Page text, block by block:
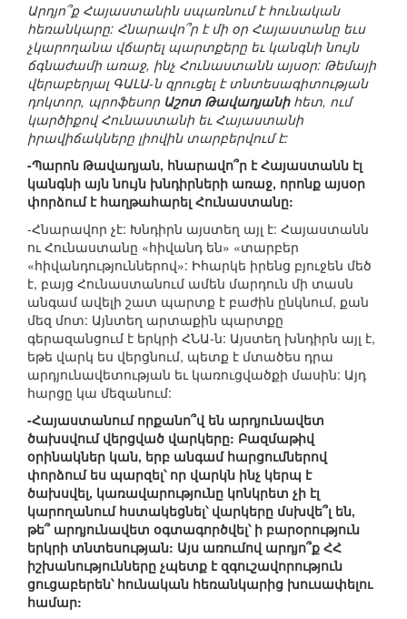
Արդյո՞ք Հայաստանին սպառնում է հունական
հեռանկարը: Հնարավո՞ր է մի օր Հայաստանը եւս
չկարողանա վճարել պարտքերը եւ կանգնի նույն
ճգնաժամի առաջ, ինչ Հունաստանն այսօր: Թեմայի
վերաբերյալ ԳԱԼԱ-ն զրուցել է տնտեսագիտության
դոկտոր, պրոֆեսոր Աշոտ Թավադյանիհետ, ում
կարծիքով Հունաստանի եւ Հայաստանի
իրավիճակները լիովին տարբերվում է:
-Պարոն Թավադյան, հնարավո՞ր է Հայաստանն էլ
կանգնի այն նույն խնդիրների առաջ, որոնք այսօր
փորձում է հաղթահարել Հունաստանը:
-Հնարավոր չէ: Խնդիրն այստեղ այլ է: Հայաստանն
ու Հունաստանը «հիվանդ են» «տարբեր
«հիվանդություններով»: Իհարկե իրենց բյուջեն մեծ
է, բայց Հունաստանում ամեն մարդուն մի տասն
անգամ ավելի շատ պարտք է բաժին ընկնում, քան
մեզ մոտ: Այնտեղ արտաքին պարտքը
գերազանցում է երկրի ՀՆԱ-ն: Այստեղ խնդիրն այլ է,
եթե վարկ ես վերցնում, պետք է մտածես դրա
արդյունավետության եւ կառուցվածքի մասին: Այդ
հարցը կա մեզանում:
-Հայաստանում որքանո՞վ են արդյունավետ
ծախսվում վերցված վարկերը: Բազմաթիվ
օրինակներ կան, երբ անգամ հարցումներով
փորձում ես պարզել՝ որ վարկն ինչ կերպ է
ծախսվել, կառավարությունը կոնկրետ չի էլ
կարողանում հստակեցնել՝ վարկերը մսխվե՞լ են,
թե՞ արդյունավետ օգտագործվել՝ ի բարօրություն
երկրի տնտեսության: Այս առումով արդյո՞ք ՀՀ
իշխանությունները չպետք է զգուշավորություն
ցուցաբերեն՝ հունական հեռանկարից խուսափելու
համար: